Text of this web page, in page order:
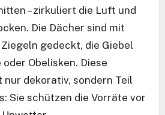
– zirkuliert die Luft und
Die Dächer sind mit
gedeckt, die Giebel
Obelisken. Diese
nur dekorativ, sondern Teil
Sie schützen die Vorräte vor